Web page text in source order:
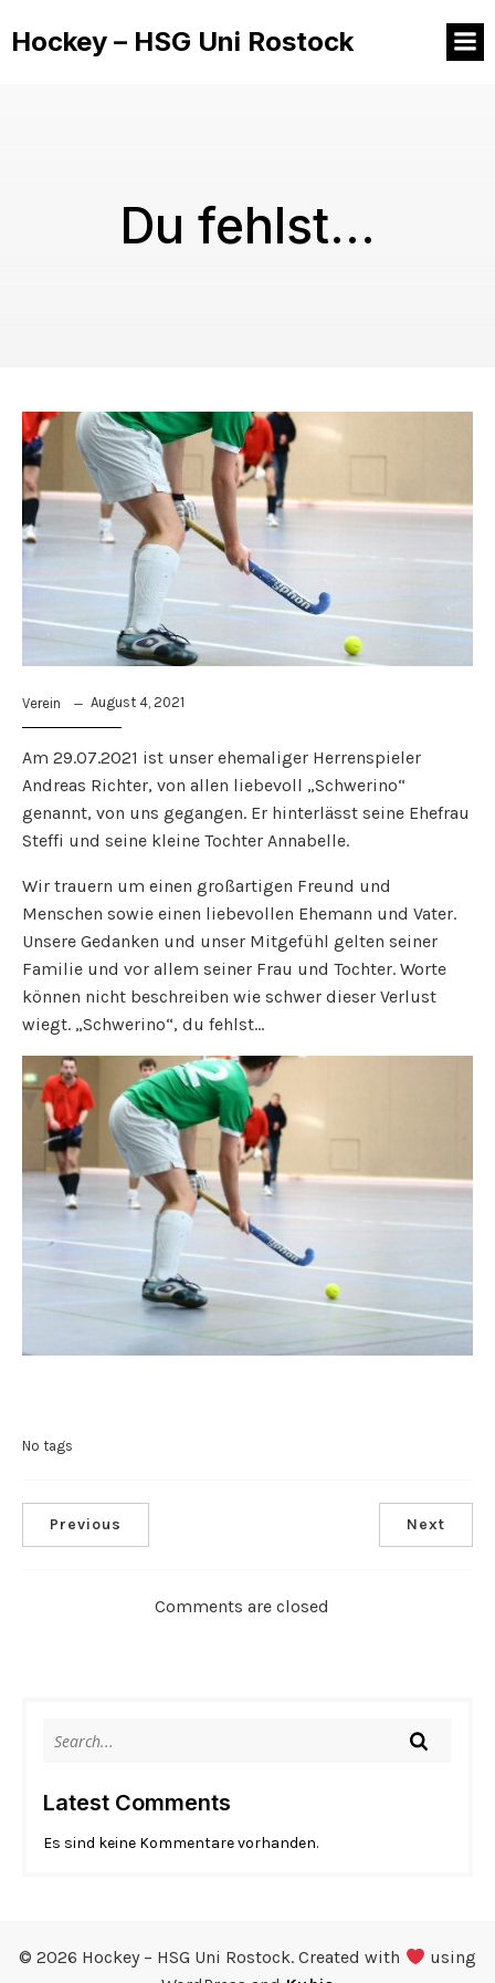
Hockey – HSG Uni Rostock
Du fehlst…
Verein August 4, 2021
Am 29.07.2021 ist unser ehemaliger Herrenspieler
Andreas Richter, von allen liebevoll „Schwerino“
genannt, von uns gegangen. Er hinterlässt seine Ehefrau
Steffi und seine kleine Tochter Annabelle.
Wir trauern um einen großartigen Freund und
Menschen sowie einen liebevollen Ehemann und Vater.
Unsere Gedanken und unser Mitgefühl gelten seiner
Familie und vor allem seiner Frau und Tochter. Worte
können nicht beschreiben wie schwer dieser Verlust
wiegt. „Schwerino“, du fehlst…
No tags
Previous Next
Comments are closed
Latest Comments
Es sind keine Kommentare vorhanden.
© 2026 Hockey – HSG Uni Rostock. Created with
using